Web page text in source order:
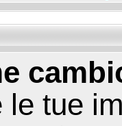
le tue